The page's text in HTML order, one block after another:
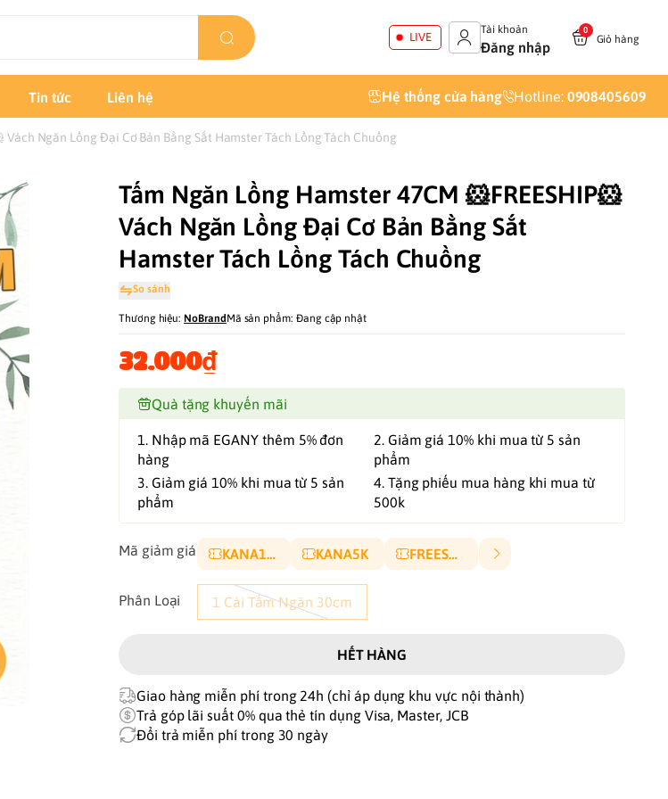
LIVE
Tài khoản
Đăng nhập
0
Giỏ hàng
Tin tức Liên hệ Hệ thống cửa hàng Hotline: 0908405609
Vách Ngăn Lồng Đại Cơ Bản Bằng Sắt Hamster Tách Lồng Tách Chuồng
Tấm Ngăn Lồng Hamster 47CM 🐹FREESHIP🐹
Vách Ngăn Lồng Đại Cơ Bản Bằng Sắt
Hamster Tách Lồng Tách Chuồng
So sánh
Thương hiệu: NoBrand Mã sản phẩm: Đang cập nhật
32.000₫
Quà tặng khuyến mãi
1. Nhập mã EGANY thêm 5% đơn
hàng
2. Giảm giá 10% khi mua từ 5 sản
phẩm
3. Giảm giá 10% khi mua từ 5 sản
phẩm
4. Tặng phiếu mua hàng khi mua từ
500k
Mã giảm giá KANA10P KANA5K FREESHIP
Phân Loại 1 Cái Tấm Ngăn 30cm
HẾT HÀNG
Giao hàng miễn phí trong 24h (chỉ áp dụng khu vực nội thành)
Trả góp lãi suất 0% qua thẻ tín dụng Visa, Master, JCB
Đổi trả miễn phí trong 30 ngày